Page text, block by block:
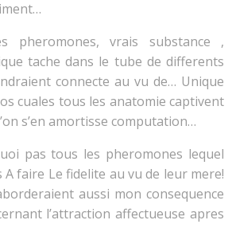
pheromones, vrais substance ,
tache dans le tube de differents
connecte au vu de… Unique
cuales tous les anatomie captivent
s’en amortisse computation…
pas tous les pheromones lequel
faire Le fidelite au vu de leur mere!
aussi mon consequence
l’attraction affectueuse apres